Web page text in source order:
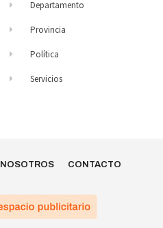
Departamento
Provincia
Política
Servicios
NOSOTROS CONTACTO